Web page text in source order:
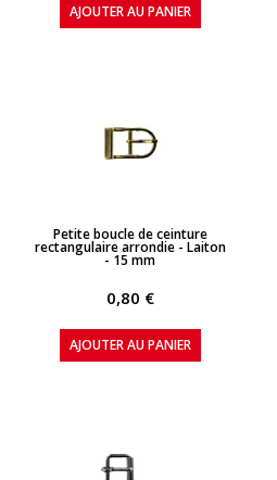
AJOUTER AU PANIER
APERÇU RAPIDE
Petite boucle de ceinture
rectangulaire arrondie - Laiton
- 15 mm
0,80 €
AJOUTER AU PANIER